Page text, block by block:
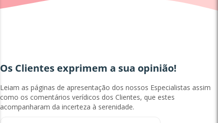
Os Clientes exprimem a sua opinião!
Leiam as páginas de apresentação dos nossos Especialistas assim
como os comentários verídicos dos Clientes, que estes
acompanharam da incerteza à serenidade.